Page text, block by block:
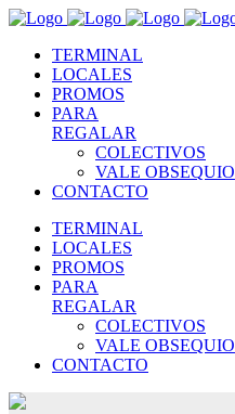
TERMINAL
LOCALES
PROMOS
PARA
REGALAR
COLECTIVOS
VALE OBSEQUIO
CONTACTO
TERMINAL
LOCALES
PROMOS
PARA
REGALAR
COLECTIVOS
VALE OBSEQUIO
CONTACTO